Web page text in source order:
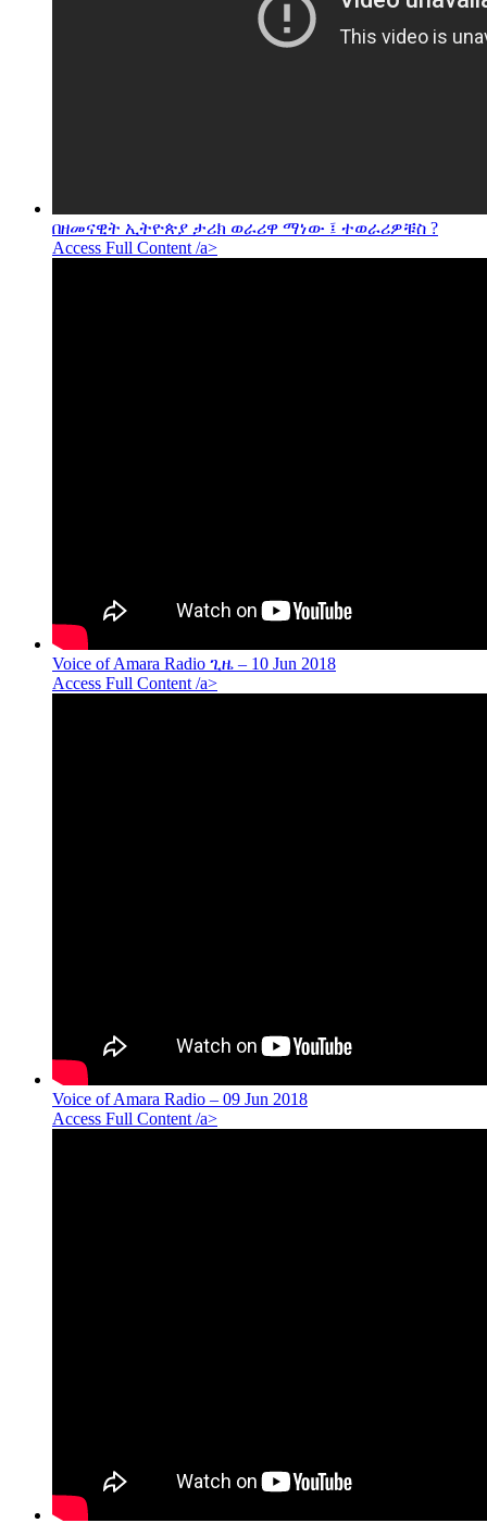
በዘመናዊት ኢትዮጵያ ታሪክ ወራሪዋ ማነው ፤ ተወራሪዎቹስ ?
Access Full Content /a>
Voice of Amara Radio ጊዜ – 10 Jun 2018
Access Full Content /a>
Voice of Amara Radio – 09 Jun 2018
Access Full Content /a>